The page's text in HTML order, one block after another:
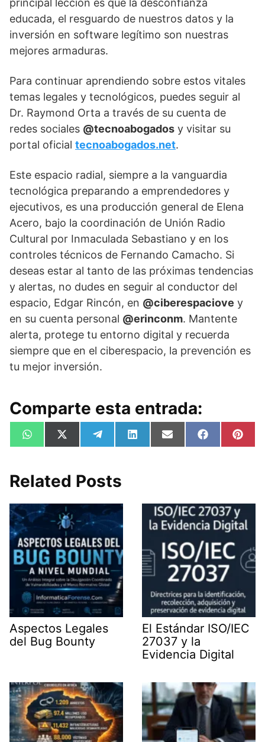
principal lección es que la desconfianza
educada, el resguardo de nuestros datos y la
inversión en software legítimo son nuestras
mejores armaduras.
Para continuar aprendiendo sobre estos vitales
temas legales y tecnológicos, puedes seguir al
Dr. Raymond Orta a través de su cuenta de
redes sociales @tecnoabogados y visitar su
portal oficial tecnoabogados.net.
Este espacio radial, siempre a la vanguardia
tecnológica preparando a emprendedores y
ejecutivos, es una producción general de Elena
Acero, bajo la coordinación de Unión Radio
Cultural por Inmaculada Sebastiano y en los
controles técnicos de Fernando Camacho. Si
deseas estar al tanto de las próximas tendencias
y alertas, no dudes en seguir al conductor del
espacio, Edgar Rincón, en @ciberespaciove y
en su cuenta personal @erinconm. Mantente
alerta, protege tu entorno digital y recuerda
siempre que en el ciberespacio, la prevención es
tu mejor inversión.
Comparte esta entrada:
Compartir
en
W
h
s
A
p
Compartir
en
X
(
i
t
e
r
)
Compartir
en
e
g
r
m
Compartir
en
L
i
n
Compartir
en
E
m
Compartir
en
F
a
k
en
P
i
s
Related Posts
Aspectos Legales
del Bug Bounty
El Estándar ISO/IEC
27037 y la
Evidencia Digital